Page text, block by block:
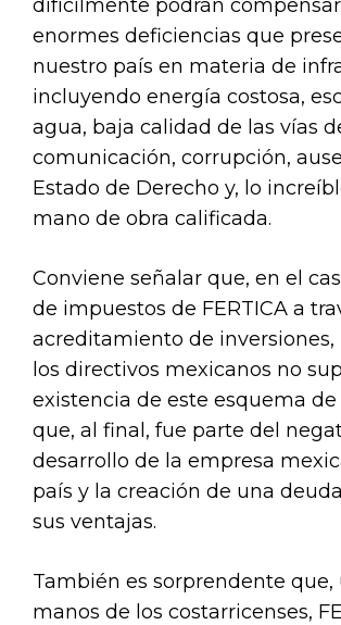
difícilmente podrán
enormes deficiencias que
nuestro país en materia de
incluyendo energía costosa,
agua, baja calidad de las vías
comunicación, corrupción,
Estado de Derecho y, lo
mano de obra calificada.
Conviene señalar que, en el
de impuestos de FERTICA a
acreditamiento de inversiones,
los directivos mexicanos no
existencia de este esquema
que, al final, fue parte del
desarrollo de la empresa
país y la creación de una
sus ventajas.
También es sorprendente que,
manos de los costarricenses,